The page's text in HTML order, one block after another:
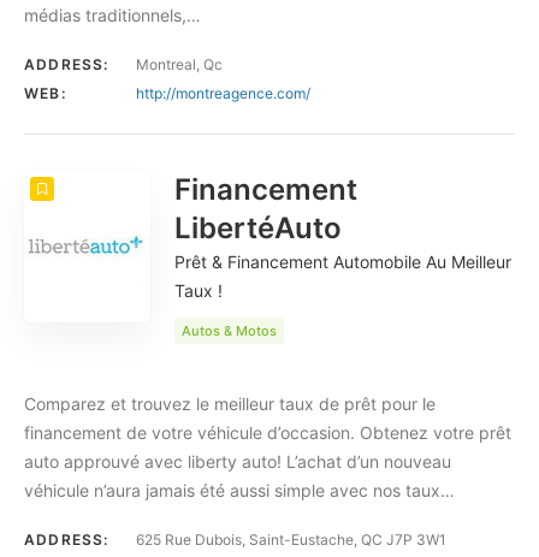
médias traditionnels,…
ADDRESS:
Montreal, Qc
WEB:
http://montreagence.com/
Financement
LibertéAuto
Prêt & Financement Automobile Au Meilleur
Taux !
Autos & Motos
Comparez et trouvez le meilleur taux de prêt pour le
financement de votre véhicule d’occasion. Obtenez votre prêt
auto approuvé avec liberty auto! L’achat d’un nouveau
véhicule n’aura jamais été aussi simple avec nos taux…
ADDRESS:
625 Rue Dubois, Saint-Eustache, QC J7P 3W1